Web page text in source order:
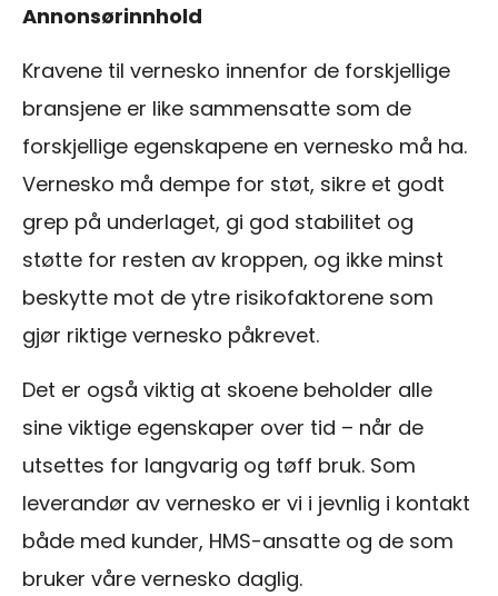
Annonsørinnhold
Kravene til vernesko innenfor de forskjellige
bransjene er like sammensatte som de
forskjellige egenskapene en vernesko må ha.
Vernesko må dempe for støt, sikre et godt
grep på underlaget, gi god stabilitet og
støtte for resten av kroppen, og ikke minst
beskytte mot de ytre risikofaktorene som
gjør riktige vernesko påkrevet.
Det er også viktig at skoene beholder alle
sine viktige egenskaper over tid – når de
utsettes for langvarig og tøff bruk. Som
leverandør av vernesko er vi i jevnlig i kontakt
både med kunder, HMS-ansatte og de som
bruker våre vernesko daglig.